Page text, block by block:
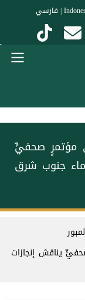
| فارسي
مؤتمرٍ صحفيٍّ
جنوب شرق
يناقش إنجازات